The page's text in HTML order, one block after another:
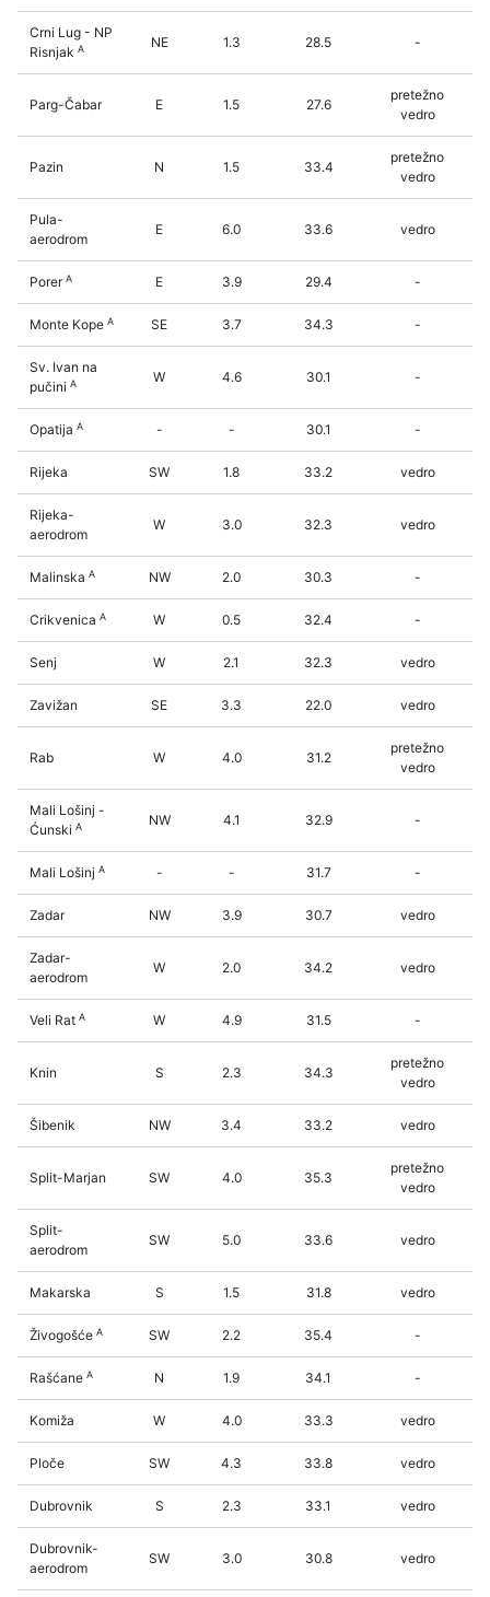
Crni Lug - NP
Risnjak A NE 1.3 28.5 -
Parg-Čabar E 1.5 27.6
pretežno
vedro
Pazin N 1.5 33.4
pretežno
vedro
Pula-
aerodrom
E 6.0 33.6 vedro
PorerA E 3.9 29.4 -
Monte Kope A SE 3.7 34.3 -
Sv. Ivan na
pučini A W 4.6 30.1 -
Opatija A - - 30.1 -
Rijeka SW 1.8 33.2 vedro
Rijeka-
aerodrom
W 3.0 32.3 vedro
Malinska A NW 2.0 30.3 -
Crikvenica A W 0.5 32.4 -
Senj W 2.1 32.3 vedro
Zavižan SE 3.3 22.0 vedro
Rab W 4.0 31.2
pretežno
vedro
Mali Lošinj -
Ćunski A NW 4.1 32.9 -
Mali Lošinj A - - 31.7 -
Zadar NW 3.9 30.7 vedro
Zadar-
aerodrom
W 2.0 34.2 vedro
Veli Rat A W 4.9 31.5 -
Knin S 2.3 34.3
pretežno
vedro
Šibenik NW 3.4 33.2 vedro
Split-Marjan SW 4.0 35.3
pretežno
vedro
Split-
aerodrom
SW 5.0 33.6 vedro
Makarska S 1.5 31.8 vedro
Živogošće A SW 2.2 35.4 -
Rašćane A N 1.9 34.1 -
Komiža W 4.0 33.3 vedro
Ploče SW 4.3 33.8 vedro
Dubrovnik S 2.3 33.1 vedro
Dubrovnik-
aerodrom
SW 3.0 30.8 vedro